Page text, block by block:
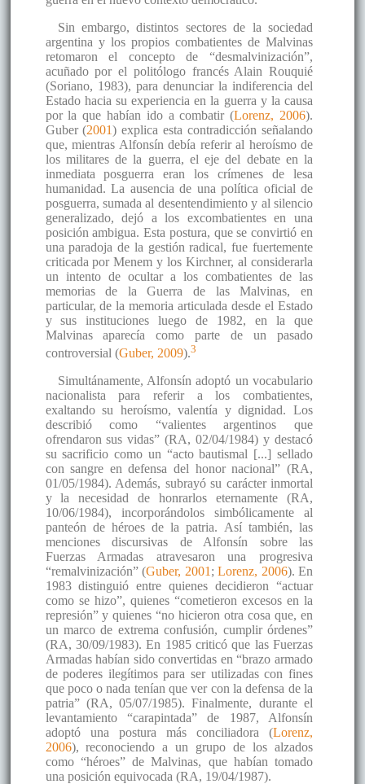
Sin embargo, distintos sectores de la sociedad
argentina y los propios combatientes de Malvinas
retomaron el concepto de “desmalvinización”,
acuñado por el politólogo francés Alain Rouquié
(Soriano, 1983), para denunciar la indiferencia del
Estado hacia su experiencia en la guerra y la causa
por la que habían ido a combatir (Lorenz, 2006).
Guber (2001) explica esta contradicción señalando
que, mientras Alfonsín debía referir al heroísmo de
los militares de la guerra, el eje del debate en la
inmediata posguerra eran los crímenes de lesa
humanidad. La ausencia de una política oficial de
posguerra, sumada al desentendimiento y al silencio
generalizado, dejó a los excombatientes en una
posición ambigua. Esta postura, que se convirtió en
una paradoja de la gestión radical, fue fuertemente
criticada por Menem y los Kirchner, al considerarla
un intento de ocultar a los combatientes de las
memorias de la Guerra de las Malvinas, en
particular, de la memoria articulada desde el Estado
y sus instituciones luego de 1982, en la que
Malvinas aparecía como parte de un pasado
controversial (Guber, 2009).3
Simultánamente, Alfonsín adoptó un vocabulario
nacionalista para referir a los combatientes,
exaltando su heroísmo, valentía y dignidad. Los
describió como “valientes argentinos que
ofrendaron sus vidas” (RA, 02/04/1984) y destacó
su sacrificio como un “acto bautismal [...] sellado
con sangre en defensa del honor nacional” (RA,
01/05/1984). Además, subrayó su carácter inmortal
y la necesidad de honrarlos eternamente (RA,
10/06/1984), incorporándolos simbólicamente al
panteón de héroes de la patria. Así también, las
menciones discursivas de Alfonsín sobre las
Fuerzas Armadas atravesaron una progresiva
“remalvinización” (Guber, 2001 ;Lorenz, 2006). En
1983 distinguió entre quienes decidieron “actuar
como se hizo”, quienes “cometieron excesos en la
represión” y quienes “no hicieron otra cosa que, en
un marco de extrema confusión, cumplir órdenes”
(RA, 30/09/1983). En 1985 criticó que las Fuerzas
Armadas habían sido convertidas en “brazo armado
de poderes ilegítimos para ser utilizadas con fines
que poco o nada tenían que ver con la defensa de la
patria” (RA, 05/07/1985). Finalmente, durante el
levantamiento “carapintada” de 1987, Alfonsín
adoptó una postura más conciliadora (Lorenz,
2006), reconociendo a un grupo de los alzados
como “héroes” de Malvinas, que habían tomado
una posición equivocada (RA, 19/04/1987).